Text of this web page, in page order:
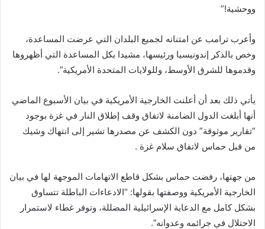
ووحشية!”
وأعرب ترامب عن امتنانه لجميع البلدان التي عرضت المساعدة،
وخص بالذكر إندونيسيا ورئيسها، مشيدا بكل المساعدة التي أظهروها
وقدموها للشرق الأوسط، وللولايات المتحدة الأمريكية”.
يأتي ذلك بعد أن أعلنت الخارجية الأمريكية في بيان الأسبوع الماضي
أنها أبلغت الدول الضامنة لاتفاق وقف إطلاق النار في غزة بوجود
“تقارير موثوقة” دون الكشف عن مصدرها تشير إلى انتهاك وشيك
من قبل حماس لاتفاق سلام غزة .
من جهتها، رفضت حماس بشكل قاطع الاتهامات الموجهة لها في بيان
الخارجية الأمريكية ووصفتها بقولها: “الادعاءات الباطلة تتساوق
بشكل كامل مع الدعاية الإسرائيلية المضللة، وتوفر غطاء لاستمرار
الاحتلال في جرائمه وعدوانه”.